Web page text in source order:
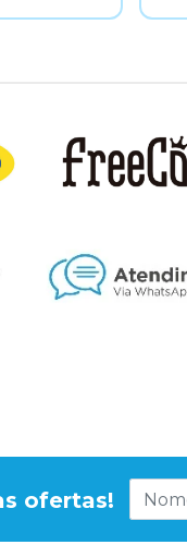
ofertas!